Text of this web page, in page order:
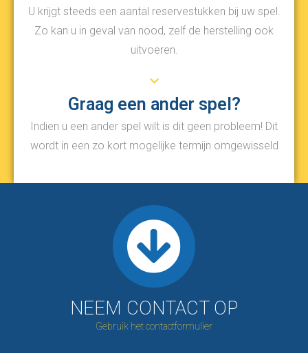
U krijgt steeds een aantal reservestukken bij uw spel.
Zo kan u in geval van nood, zelf de herstelling ook
uitvoeren.
Graag een ander spel?
Indien u een ander spel wilt is dit geen probleem! Dit
wordt in een zo kort mogelijke termijn omgewisseld
NEEM CONTACT OP
Gebruik het contactformulier